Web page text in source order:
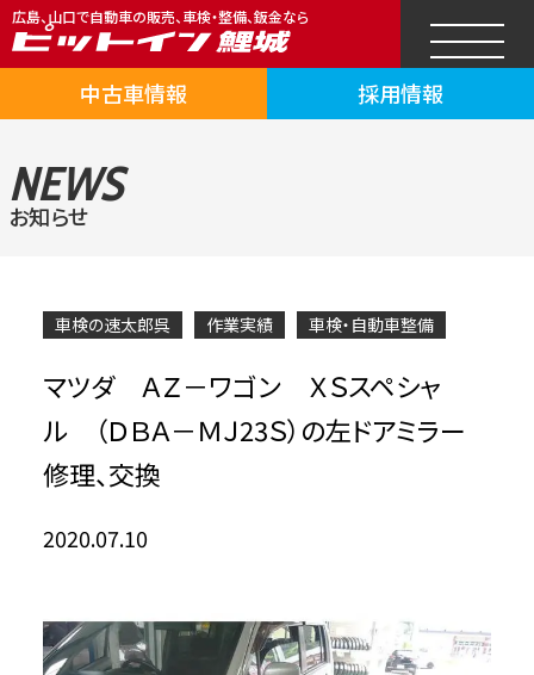
広島、山口で自動車の販売、車検・整備、鈑金なら
中古車情報 採用情報
NEWS
お知らせ
車検の速太郎呉 作業実績 車検・自動車整備
マツダ ＡＺ－ワゴン ＸＳスペシャ
ル （ＤＢＡ－ＭＪ23Ｓ）の左ドアミラー
修理、交換
2020.07.10